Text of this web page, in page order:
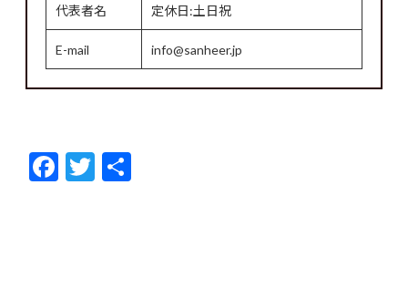
代表者名 定休日:土日祝
E-mail info@sanheer.jp
F
ac
T
w